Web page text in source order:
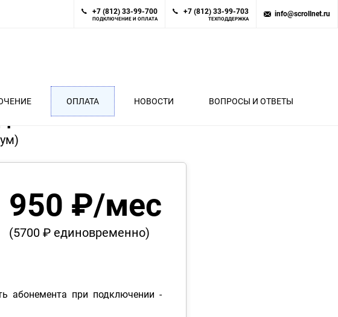
+7 (812) 33-99-700
ПОДКЛЮЧЕНИЕ И ОПЛАТА
+7 (812) 33-99-703
ТЕХПОДДЕРЖКА
info@scrollnet.ru
ОПЛАТА НОВОСТИ ВОПРОСЫ И ОТВЕТЫ
950 ₽/мес
(5700 ₽ единовременно)
абонемента при подключении -